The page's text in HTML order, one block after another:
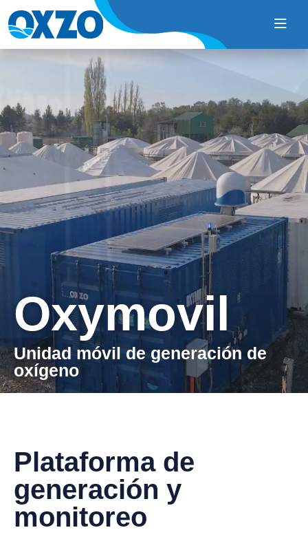
Oxymovil
Unidad móvil de generación de
oxígeno
Plataforma de
generación y
monitoreo